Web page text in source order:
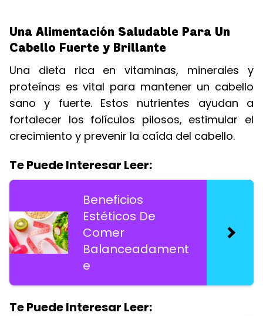
Una Alimentación Saludable Para Un
Cabello Fuerte y Brillante
Una dieta rica en vitaminas, minerales y
proteínas es vital para mantener un cabello
sano y fuerte. Estos nutrientes ayudan a
fortalecer los folículos pilosos, estimular el
crecimiento y prevenir la caída del cabello.
Te Puede Interesar Leer:
Beneficios
Estéticos De
Comer
Balanceadament
e
Te Puede Interesar Leer: